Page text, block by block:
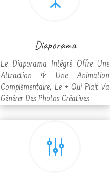
Diaporama
Le Diaporama Intégré Offre Une
Attraction & Une Animation
Complémentaire, Le + Qui Plait Va
Générer Des Photos Créatives
g